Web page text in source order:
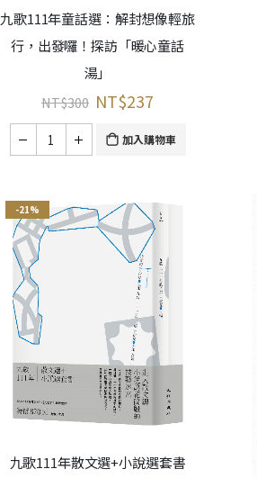
九歌111年童話選：解封想像輕旅
行，出發囉！探訪「暖心童話
湯」
NT$300 NT$237
加入購物車
-21%
九歌111年散文選+小說選套書